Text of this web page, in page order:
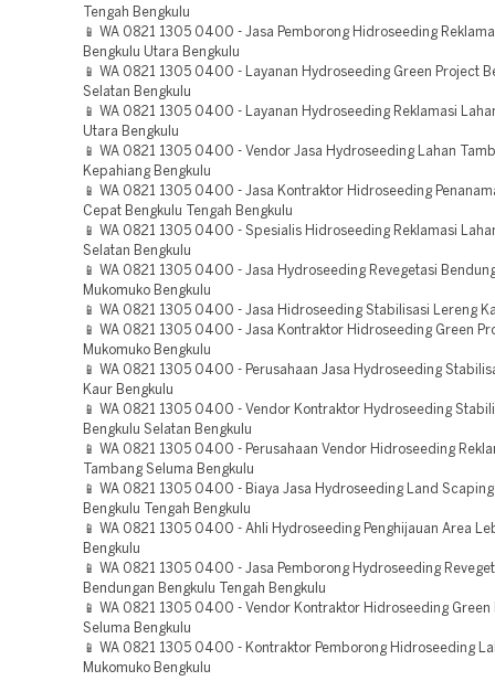
Tengah Bengkulu
📱 WA 0821 1305 0400 - Jasa Pemborong Hidroseeding
Bengkulu Utara Bengkulu
📱 WA 0821 1305 0400 - Layanan Hydroseeding Green Project
Selatan Bengkulu
📱 WA 0821 1305 0400 - Layanan Hydroseeding Reklamasi
Utara Bengkulu
📱 WA 0821 1305 0400 - Vendor Jasa Hydroseeding Lahan
Kepahiang Bengkulu
📱 WA 0821 1305 0400 - Jasa Kontraktor Hidroseeding
Cepat Bengkulu Tengah Bengkulu
📱 WA 0821 1305 0400 - Spesialis Hidroseeding Reklamasi
Selatan Bengkulu
📱 WA 0821 1305 0400 - Jasa Hydroseeding Revegetasi
Mukomuko Bengkulu
📱 WA 0821 1305 0400 - Jasa Hidroseeding Stabilisasi Lereng
📱 WA 0821 1305 0400 - Jasa Kontraktor Hidroseeding Green
Mukomuko Bengkulu
📱 WA 0821 1305 0400 - Perusahaan Jasa Hydroseeding
Kaur Bengkulu
📱 WA 0821 1305 0400 - Vendor Kontraktor Hydroseeding
Bengkulu Selatan Bengkulu
📱 WA 0821 1305 0400 - Perusahaan Vendor Hidroseeding
Tambang Seluma Bengkulu
📱 WA 0821 1305 0400 - Biaya Jasa Hydroseeding Land
Bengkulu Tengah Bengkulu
📱 WA 0821 1305 0400 - Ahli Hydroseeding Penghijauan Area
Bengkulu
📱 WA 0821 1305 0400 - Jasa Pemborong Hydroseeding
Bendungan Bengkulu Tengah Bengkulu
📱 WA 0821 1305 0400 - Vendor Kontraktor Hidroseeding Green
Seluma Bengkulu
📱 WA 0821 1305 0400 - Kontraktor Pemborong Hidroseeding
Mukomuko Bengkulu